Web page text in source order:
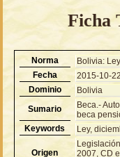
Ficha
Norma
Bolivia:
Fecha
2015-10-22
Dominio
Bolivia
Sumario
Beca.-
beca
Keywords
Ley,
Origen
2007, CD